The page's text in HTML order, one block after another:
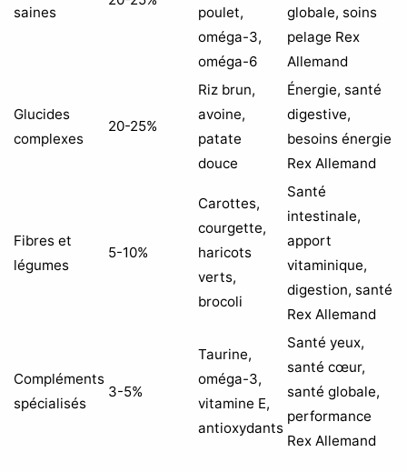
saines
poulet,
oméga-3,
oméga-6
globale, soins
pelage Rex
Allemand
Glucides
complexes
20-25%
Riz brun,
avoine,
patate
douce
Énergie, santé
digestive,
besoins énergie
Rex Allemand
Fibres et
légumes
5-10%
Carottes,
courgette,
haricots
verts,
brocoli
Santé
intestinale,
apport
vitaminique,
digestion, santé
Rex Allemand
Compléments
spécialisés
3-5%
Taurine,
oméga-3,
vitamine E,
antioxydants
Santé yeux,
santé cœur,
santé globale,
performance
Rex Allemand